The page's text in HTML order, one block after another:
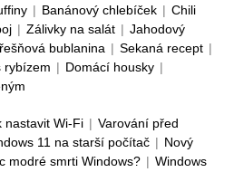
| Banánový chlebíček | Chili
| Zálivky na salát | Jahodový
bublanina | Sekaná recept |
rybízem | Domácí housky |
nastavit Wi-Fi | Varování před
11 na starší počítač | Nový
modré smrti Windows? | Windows